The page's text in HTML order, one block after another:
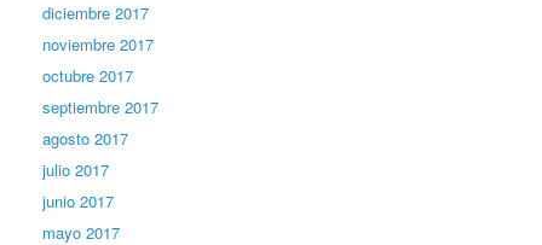
diciembre 2017
noviembre 2017
octubre 2017
septiembre 2017
agosto 2017
julio 2017
junio 2017
mayo 2017